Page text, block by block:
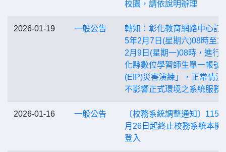
校園，請依說明辦理
2026-01-19 一般公告
轉知：彰化教育網路中心訂
5年2月7日(星期六)08時至
2月9日(星期一)08時，進行
化縣數位學習師生單一帳號
(EIP)災害演練」，正常情況
不影響正式環境之系統服務
2026-01-16 一般公告
〔校務系統調整通知〕115
月26日起終止校務系統本機
登入